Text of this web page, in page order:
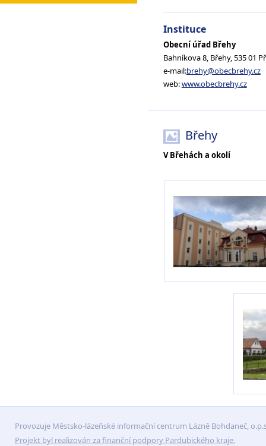
Instituce
Obecní úřad Břehy
Bahníkova 8, Břehy, 535 01
e-mail:brehy@obecbrehy.cz
web:www.obecbrehy.cz
Břehy
V Břehách a okolí
Provozuje Městsko-lázeňské informační centrum Lázně Bohdaneč,
Projekt byl realizován za finanční podpory Pardubického kraje.